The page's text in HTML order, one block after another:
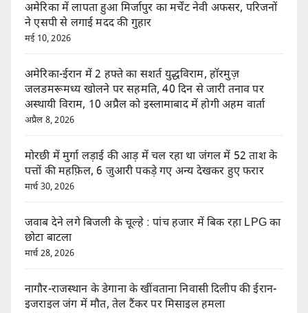
अमेरिका में लापता हुआ मिर्जापुर का मर्चेंट नेवी अफसर, परिजनों
ने एसपी से लगाई मदद की गुहार
मई 10, 2026
अमेरिका-ईरान में 2 हफ्ते का सशर्त युद्धविराम, हॉरमुज़
जलडमरूमध्य खोलने पर सहमति, 40 दिन से जारी तनाव पर
अस्थायी विराम, 10 अप्रैल को इस्लामाबाद में होगी अहम वार्ता
अप्रैल 8, 2026
मोरछी में मुर्गा लड़ाई की आड़ में चल रहा था जंगल में 52 ताश के
पत्तों की महफ़िल, 6 जुआरी पकड़े गए अन्य देखकर हुए फरार
मार्च 30, 2026
जवाब देने लगे बिजली के चूल्हे : पांच हजार में बिक रहा LPG का
छोटा बाटला
मार्च 28, 2026
नागौर-राजस्थान के डेगाना के खींवताना निवासी दिलीप की ईरान-
इजराइल जंग में मौत, तेल टैंकर पर मिसाइल हमला